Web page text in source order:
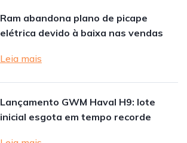
Ram abandona plano de picape
elétrica devido à baixa nas vendas
Leia mais
Lançamento GWM Haval H9: lote
inicial esgota em tempo recorde